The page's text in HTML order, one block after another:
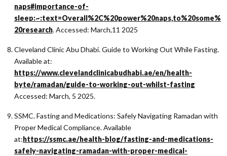
naps#importance-of-
sleep:~:text=Overall%2C%20power%20naps,to%20some%
20research. Accessed: March,11 2025
Cleveland Clinic Abu Dhabi. Guide to Working Out While Fasting.
Available at:
https://www.clevelandclinicabudhabi.ae/en/health-
byte/ramadan/guide-to-working-out-whilst-fasting
Accessed: March, 5 2025.
SSMC. Fasting and Medications: Safely Navigating Ramadan with
Proper Medical Compliance. Available
at:https://ssmc.ae/health-blog/fasting-and-medications-
safely-navigating-ramadan-with-proper-medical-